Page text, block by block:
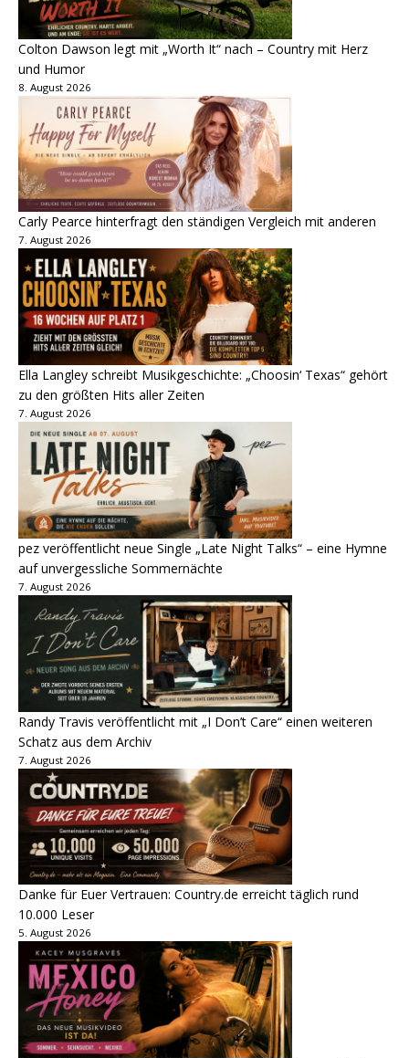
Colton Dawson legt mit „Worth It“ nach – Country mit Herz
und Humor
8. August 2026
Carly Pearce hinterfragt den ständigen Vergleich mit anderen
7. August 2026
Ella Langley schreibt Musikgeschichte: „Choosin‘ Texas“ gehört
zu den größten Hits aller Zeiten
7. August 2026
pez veröffentlicht neue Single „Late Night Talks“ – eine Hymne
auf unvergessliche Sommernächte
7. August 2026
Randy Travis veröffentlicht mit „I Don’t Care“ einen weiteren
Schatz aus dem Archiv
7. August 2026
Danke für Euer Vertrauen: Country.de erreicht täglich rund
10.000 Leser
5. August 2026